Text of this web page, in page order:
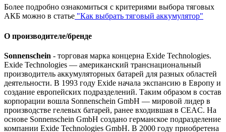
Более подробно ознакомиться с критериями выбора тяговых
АКБ можно в статье "Как выбрать тяговый аккумулятор"
О производителе/бренде
Sonnenschein - торговая марка концерна Exide Technologies.
Exide Technologies — американский транснациональный
производитель аккумуляторных батарей для разных областей
деятельности. В 1993 году Exide начала экспансию в Европу и
создание европейских подразделений. Таким образом в состав
корпорации вошла Sonnenschein GmbH — мировой лидер в
производстве гелевых батарей, ранее входившая в CEAC. На
основе Sonnenschein GmbH создано германское подразделение
компании Exide Technologies GmbH. В 2000 году приобретена